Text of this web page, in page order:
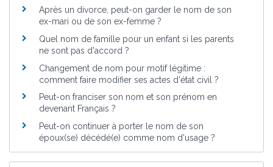
Après un divorce, peut-on garder le nom de son
ex-mari ou de son ex-femme ?
Quel nom de famille pour un enfant si les parents
ne sont pas d'accord ?
Changement de nom pour motif légitime :
comment faire modifier ses actes d'état civil ?
Peut-on franciser son nom et son prénom en
devenant Français ?
Peut-on continuer à porter le nom de son
époux(se) décédé(e) comme nom d'usage ?